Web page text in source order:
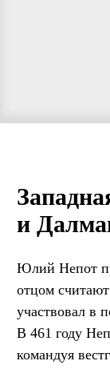
и
Юлий Непот
отцом
участвовал в
В 461 году
командуя